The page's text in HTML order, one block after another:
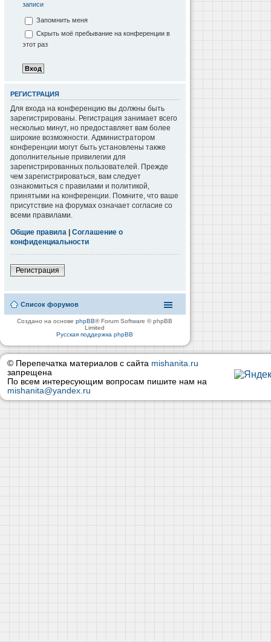
записи
Запомнить меня
Скрыть моё пребывание на конференции в
этот раз
РЕГИСТРАЦИЯ
Для входа на конференцию вы должны быть
зарегистрированы. Регистрация занимает всего
несколько минут, но предоставляет вам более
широкие возможности. Администратором
конференции могут быть установлены также
дополнительные привилегии для
зарегистрированных пользователей. Прежде
чем зарегистрироваться, вам следует
ознакомиться с правилами и политикой,
принятыми на конференции. Помните, что ваше
присутствие на форумах означает согласие со
всеми правилами.
Общие правила | Соглашение о
конфиденциальности
Регистрация
Список форумов
Создано на основеphpBB® Forum Software © phpBB
Limited
Русская поддержка phpBB
© Перепечатка материалов с сайта mishanita.ru
запрещена
По всем интересующим вопросам пишите нам на
mishanita@yandex.ru